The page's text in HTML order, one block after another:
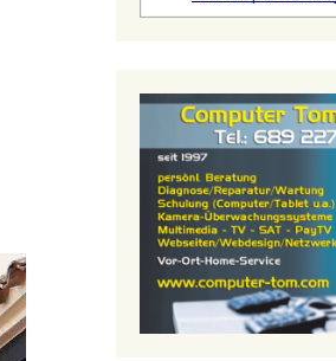
Galerien – 2011
Galerien – 2009
Galerien – 2008